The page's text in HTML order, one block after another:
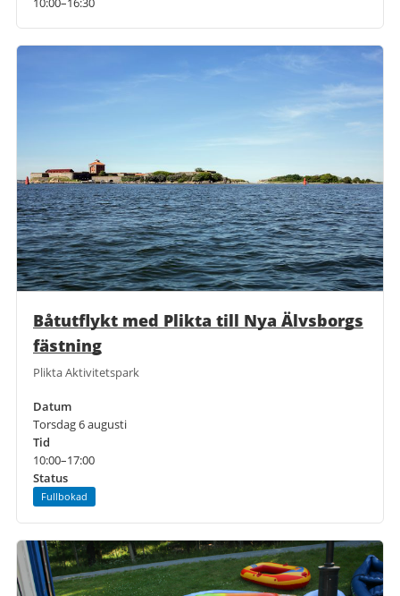
Båtutflykt med Plikta till Nya Älvsborgs
fästning
Plikta Aktivitetspark
Datum
Torsdag 6 augusti
Tid
10:00–17:00
Status
Fullbokad